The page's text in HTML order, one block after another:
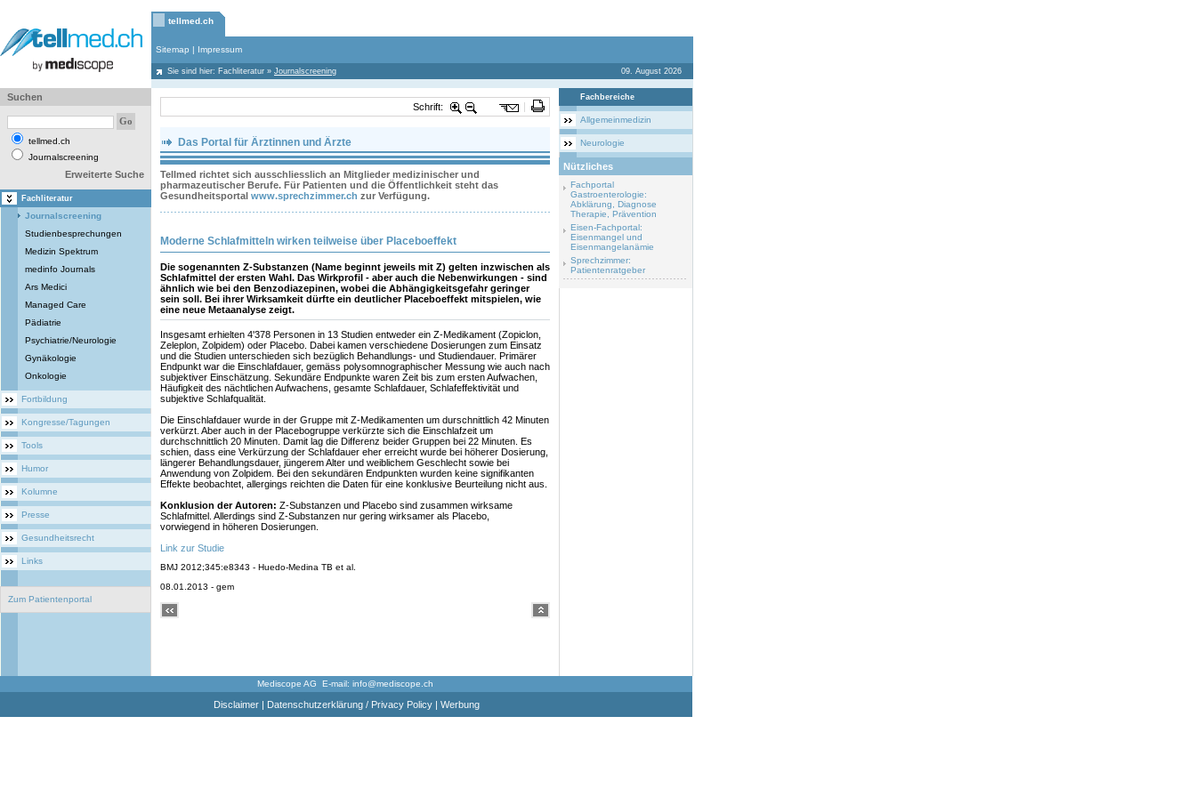
tellmed.ch
Sitemap | Impressum
Sie sind hier: Fachliteratur » Journalscreening 09. August 2026
Suchen
tellmed.ch
Journalscreening
Erweiterte Suche
Fachliteratur
Journalscreening
Studienbesprechungen
Medizin Spektrum
medinfo Journals
Ars Medici
Managed Care
Pädiatrie
Psychiatrie/Neurologie
Gynäkologie
Onkologie
Fortbildung
Kongresse/Tagungen
Tools
Humor
Kolumne
Presse
Gesundheitsrecht
Links
Zum Patientenportal
Schrift:
Das Portal für Ärztinnen und Ärzte
Tellmed richtet sich ausschliesslich an Mitglieder medizinischer und
pharmazeutischer Berufe. Für Patienten und die Öffentlichkeit steht das
Gesundheitsportal www.sprechzimmer.ch zur Verfügung.
Moderne Schlafmitteln wirken teilweise über Placeboeffekt
Die sogenannten Z-Substanzen (Name beginnt jeweils mit Z) gelten inzwischen als
Schlafmittel der ersten Wahl. Das Wirkprofil - aber auch die Nebenwirkungen - sind
ähnlich wie bei den Benzodiazepinen, wobei die Abhängigkeitsgefahr geringer
sein soll. Bei ihrer Wirksamkeit dürfte ein deutlicher Placeboeffekt mitspielen, wie
eine neue Metaanalyse zeigt.
Insgesamt erhielten 4'378 Personen in 13 Studien entweder ein Z-Medikament (Zopiclon,
Zeleplon, Zolpidem) oder Placebo. Dabei kamen verschiedene Dosierungen zum Einsatz
und die Studien unterschieden sich bezüglich Behandlungs- und Studiendauer. Primärer
Endpunkt war die Einschlafdauer, gemäss polysomnographischer Messung wie auch nach
subjektiver Einschätzung. Sekundäre Endpunkte waren Zeit bis zum ersten Aufwachen,
Häufigkeit des nächtlichen Aufwachens, gesamte Schlafdauer, Schlafeffektivität und
subjektive Schlafqualität.
Die Einschlafdauer wurde in der Gruppe mit Z-Medikamenten um durschnittlich 42 Minuten
verkürzt. Aber auch in der Placebogruppe verkürzte sich die Einschlafzeit um
durchschnittlich 20 Minuten. Damit lag die Differenz beider Gruppen bei 22 Minuten. Es
schien, dass eine Verkürzung der Schlafdauer eher erreicht wurde bei höherer Dosierung,
längerer Behandlungsdauer, jüngerem Alter und weiblichem Geschlecht sowie bei
Anwendung von Zolpidem. Bei den sekundären Endpunkten wurden keine signifikanten
Effekte beobachtet, allergings reichten die Daten für eine konklusive Beurteilung nicht aus.
Konklusion der Autoren: Z-Substanzen und Placebo sind zusammen wirksame
Schlafmittel. Allerdings sind Z-Substanzen nur gering wirksamer als Placebo,
vorwiegend in höheren Dosierungen.
Link zur Studie
BMJ 2012;345:e8343 - Huedo-Medina TB et al.
08.01.2013 - gem
Fachbereiche
Allgemeinmedizin
Neurologie
Nützliches
Fachportal
Gastroenterologie:
Abklärung, Diagnose
Therapie, Prävention
Eisen-Fachportal:
Eisenmangel und
Eisenmangelanämie
Sprechzimmer:
Patientenratgeber
Mediscope AG E-mail: info@mediscope.ch
Disclaimer| Datenschutzerklärung / Privacy Policy| Werbung